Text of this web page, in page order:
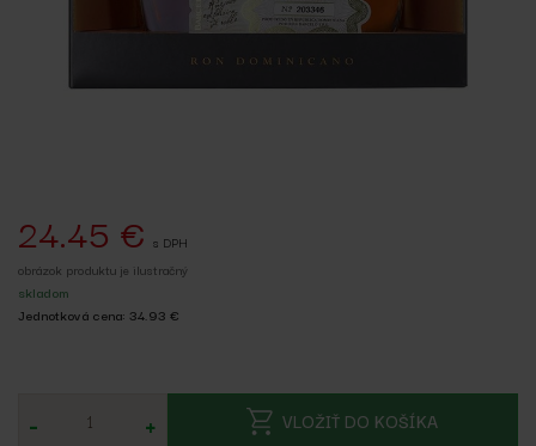
24.45 € s DPH
obrázok produktu je ilustračný
skladom
Jednotková cena: 34.93 €
- + VLOŽIŤ DO KOŠÍKA